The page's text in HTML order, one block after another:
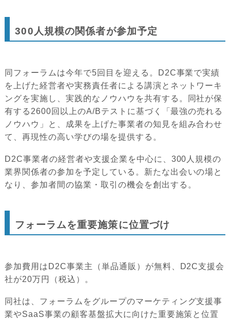
300人規模の関係者が参加予定
同フォーラムは今年で5回目を迎える。D2C事業で実績
を上げた経営者や実務責任者による講演とネットワーキ
ングを実施し、実践的なノウハウを共有する。同社が保
有する2600回以上のA/Bテストに基づく「最強の売れる
ノウハウ」と、成果を上げた事業者の知見を組み合わせ
て、再現性の高い学びの場を提供する。
D2C事業者の経営者や支援企業を中心に、300人規模の
業界関係者の参加を予定している。新たな出会いの場と
なり、参加者間の協業・取引の機会を創出する。
フォーラムを重要施策に位置づけ
参加費用はD2C事業主（単品通販）が無料、D2C支援会
社が20万円（税込）。
同社は、フォーラムをグループのマーケティング支援事
業やSaaS事業の顧客基盤拡大に向けた重要施策と位置